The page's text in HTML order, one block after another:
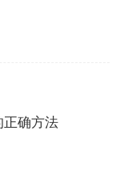
正确方法